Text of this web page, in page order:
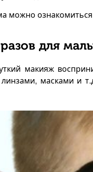
можно ознакомиться
для
макияж
масками и